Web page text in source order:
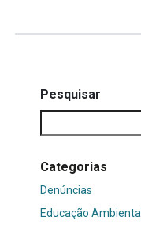
Pesquisar
Categorias
Denúncias
Educação Ambiental